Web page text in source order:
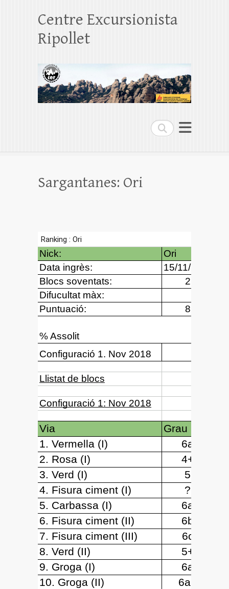
Search
Centre Excursionista
Ripollet
Sargantanes: Ori